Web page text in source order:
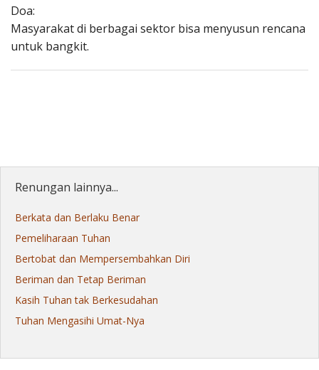
Doa:
Masyarakat di berbagai sektor bisa menyusun rencana
untuk bangkit.
Renungan lainnya...
Berkata dan Berlaku Benar
Pemeliharaan Tuhan
Bertobat dan Mempersembahkan Diri
Beriman dan Tetap Beriman
Kasih Tuhan tak Berkesudahan
Tuhan Mengasihi Umat-Nya